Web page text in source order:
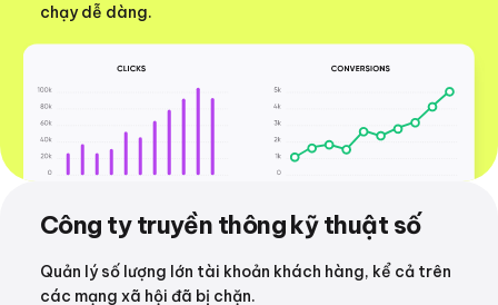
chạy dễ dàng.
Công ty truyền thông kỹ thuật số
Quản lý số lượng lớn tài khoản khách hàng, kể cả trên
các mạng xã hội đã bị chặn.